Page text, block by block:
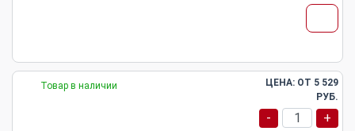
Товар в наличии ЦЕНА: ОТ 5 529
РУБ.
- +